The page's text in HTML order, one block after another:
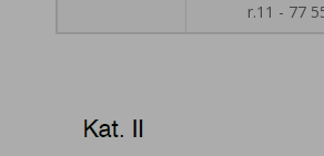
r.11 - 77